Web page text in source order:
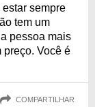
sempre
tem um
pessoa mais
preço. Você é
COMPARTILHAR